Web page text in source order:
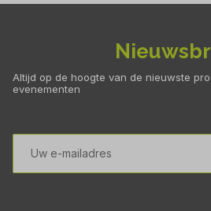
Altijd op de hoogte van de nieuwste
evenementen
E-
mailadres